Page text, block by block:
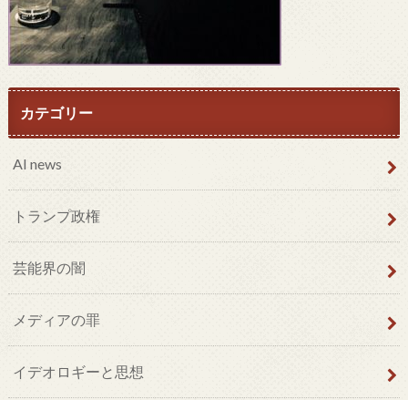
カテゴリー
AI news
トランプ政権
芸能界の闇
メディアの罪
イデオロギーと思想